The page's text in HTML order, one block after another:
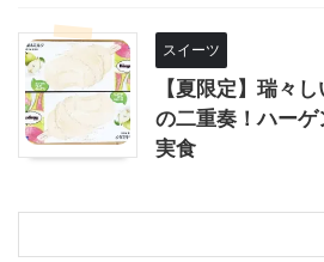
スイーツ
【夏限定】瑞々
の二重奏！ハー
実食